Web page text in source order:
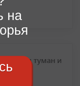
туман и
на